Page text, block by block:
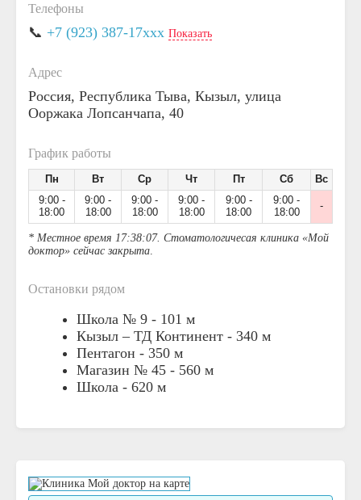
Телефоны
📞 +7 (923) 387-17xxx Показать
Адрес
Россия, Республика Тыва, Кызыл, улица
Ооржака Лопсанчапа, 40
График работы
Пн Вт Ср Чт Пт Сб
Вс
9:00 -
18:00
9:00 -
18:00
9:00 -
18:00
9:00 -
18:00
9:00 -
18:00
9:00 -
18:00
-
* Местное время 17:38:07. Стоматологичесая клиника «Мой
доктор» сейчас закрыта.
Остановки рядом
Школа № 9 - 101 м
Кызыл – ТД Континент - 340 м
Пентагон - 350 м
Магазин № 45 - 560 м
Школа - 620 м